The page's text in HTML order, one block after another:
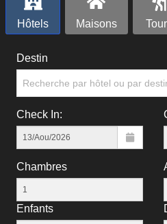
Hôtels Maisons
Destin
Recherche par hôtel ou par
Check In:
Chambres
Enfants